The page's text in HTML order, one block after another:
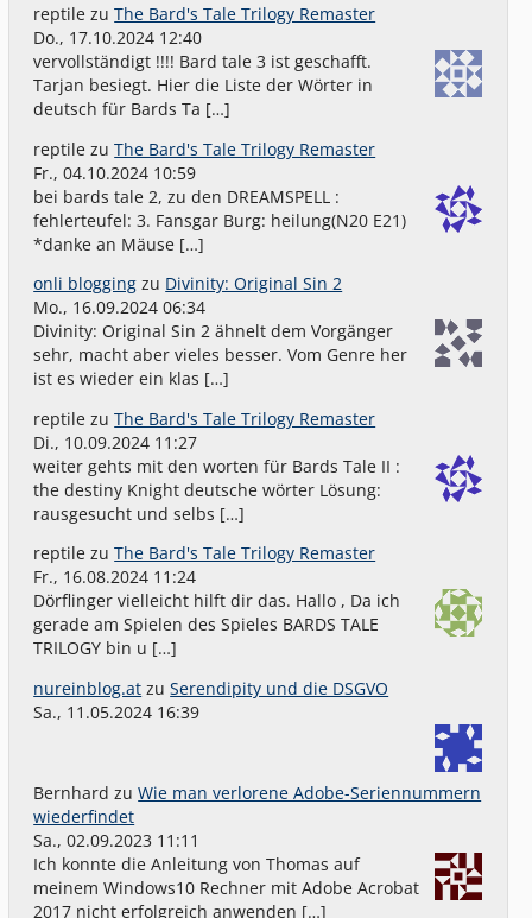
reptile zuThe Bard's Tale Trilogy Remaster
Do., 17.10.2024 12:40
vervollständigt !!!! Bard tale 3 ist geschafft.
Tarjan besiegt. Hier die Liste der Wörter in
deutsch für Bards Ta […]
reptile zuThe Bard's Tale Trilogy Remaster
Fr., 04.10.2024 10:59
bei bards tale 2, zu den DREAMSPELL :
fehlerteufel: 3. Fansgar Burg: heilung(N20 E21)
*danke an Mäuse […]
onli blogging zu Divinity: Original Sin 2
Mo., 16.09.2024 06:34
Divinity: Original Sin 2 ähnelt dem Vorgänger
sehr, macht aber vieles besser. Vom Genre her
ist es wieder ein klas […]
reptile zuThe Bard's Tale Trilogy Remaster
Di., 10.09.2024 11:27
weiter gehts mit den worten für Bards Tale II :
the destiny Knight deutsche wörter Lösung:
rausgesucht und selbs […]
reptile zuThe Bard's Tale Trilogy Remaster
Fr., 16.08.2024 11:24
Dörflinger vielleicht hilft dir das. Hallo , Da ich
gerade am Spielen des Spieles BARDS TALE
TRILOGY bin u […]
nureinblog.at zuSerendipity und die DSGVO
Sa., 11.05.2024 16:39
Bernhard zuWie man verlorene Adobe-Seriennummern
wiederfindet
Sa., 02.09.2023 11:11
Ich konnte die Anleitung von Thomas auf
meinem Windows10 Rechner mit Adobe Acrobat
2017 nicht erfolgreich anwenden […]